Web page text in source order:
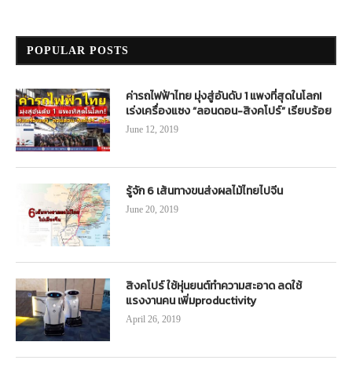
POPULAR POSTS
ค่ารถไฟฟ้าไทย มุ่งสู่อันดับ 1 แพงที่สุดในโลก!
เร่งเครื่องแซง “ลอนดอน-สิงคโปร์” เรียบร้อย
June 12, 2019
รู้จัก 6 เส้นทางขนส่งผลไม้ไทยไปจีน
June 20, 2019
สิงคโปร์ ใช้หุ่นยนต์ทำความสะอาด ลดใช้
แรงงานคน เพิ่มproductivity
April 26, 2019